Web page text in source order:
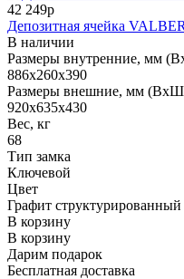
42 249р
Депозитная ячейка
В наличии
Размеры внутренние, мм
886x260x390
Размеры внешние, мм
920x635x430
Вес, кг
68
Тип замка
Ключевой
Цвет
Графит структурированный
В корзину
В корзину
Дарим подарок
Бесплатная доставка